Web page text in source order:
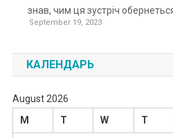
знав, чим ця зустріч
September 19, 2023
КАЛЕНДАРЬ
August 2026
M
T W T